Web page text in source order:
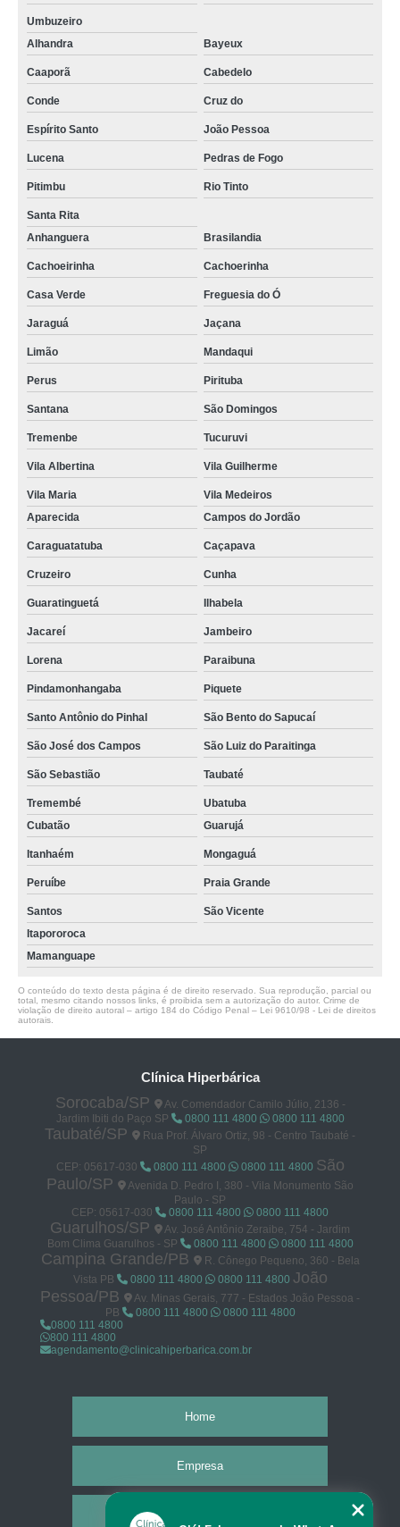
Umbuzeiro
Alhandra
Bayeux
Caaporã Cabedelo
Conde Cruz do
Espírito Santo João Pessoa
Lucena Pedras de Fogo
Pitimbu Rio Tinto
Santa Rita
Anhanguera
Brasilandia
Cachoeirinha Cachoerinha
Casa Verde Freguesia do Ó
Jaraguá Jaçana
Limão Mandaqui
Perus Pirituba
Santana São Domingos
Tremenbe Tucuruvi
Vila Albertina Vila Guilherme
Vila Maria
Vila Medeiros
Aparecida
Campos do Jordão
Caraguatatuba Caçapava
Cruzeiro Cunha
Guaratinguetá Ilhabela
Jacareí Jambeiro
Lorena Paraibuna
Pindamonhangaba Piquete
Santo Antônio do Pinhal São Bento do Sapucaí
São José dos Campos São Luiz do Paraitinga
São Sebastião Taubaté
Tremembé
Ubatuba
Cubatão
Guarujá
Itanhaém Mongaguá
Peruíbe Praia Grande
Santos
São Vicente
Itapororoca
Mamanguape
O conteúdo do texto desta página é de direito reservado. Sua reprodução, parcial ou
total, mesmo citando nossos links, é proibida sem a autorização do autor. Crime de
violação de direito autoral – artigo 184 do Código Penal – Lei 9610/98 - Lei de direitos
autorais
Clínica Hiperbárica
Sorocaba/SP
Av. Comendador Camilo Júlio, 2136 -
Jardim Ibiti do Paço SP
0800 111 4800 0800 111 4800
Taubaté/SP
Rua Prof. Álvaro Ortiz, 98 - Centro Taubaté -
SP
CEP: 05617-030
0800 111 4800 0800 111 4800 São
Paulo/SP
Avenida D. Pedro I, 380 - Vila Monumento São
Paulo - SP
CEP: 05617-030
0800 111 4800 0800 111 4800
Guarulhos/SP
Av. José Antônio Zeraibe, 754 - Jardim
Bom Clima Guarulhos - SP
0800 111 4800 0800 111 4800
Campina Grande/PB
R. Cônego Pequeno, 360 - Bela
Vista PB
0800 111 4800 0800 111 4800 João
Pessoa/PB
Av. Minas Gerais, 777 - Estados João Pessoa -
PB
0800 111 4800
0800 111 4800
0800 111 4800
800 111 4800
agendamento@clinicahiperbarica.com.br
Home
Empresa